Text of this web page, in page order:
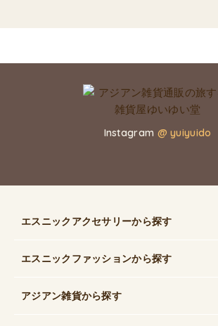
Instagram @ yuiyuido
エスニックアクセサリーから探す
エスニックファッションから探す
アジアン雑貨から探す